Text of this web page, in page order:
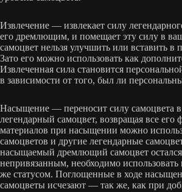
Извлечение — извлекает силу
его дремлющим, и помещает эту силу в
самоцвет нельзя улучшить или вставить в
Зато его можно использовать как
Извлеченная сила становится
в зависимости от того, был ли
Насыщение — переносит силу самоцвета
легендарный самоцвет, возвращая все его
материалов при насыщении можно
самоцветов и другие легендарные
насыщаемый дремлющий самоцвет
непривязанным, необходимо
же статусом. Поглощенные в ходе
самоцветы исчезают — так же, как при